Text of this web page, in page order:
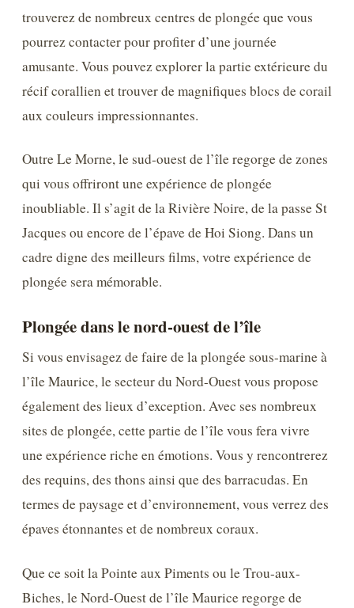
trouverez de nombreux centres de plongée que vous
pourrez contacter pour profiter d’une journée
amusante. Vous pouvez explorer la partie extérieure du
récif corallien et trouver de magnifiques blocs de corail
aux couleurs impressionnantes.
Outre Le Morne, le sud-ouest de l’île regorge de zones
qui vous offriront une expérience de plongée
inoubliable. Il s’agit de la Rivière Noire, de la passe St
Jacques ou encore de l’épave de Hoi Siong. Dans un
cadre digne des meilleurs films, votre expérience de
plongée sera mémorable.
Plongée dans le nord-ouest de l’île
Si vous envisagez de faire de la plongée sous-marine à
l’île Maurice, le secteur du Nord-Ouest vous propose
également des lieux d’exception. Avec ses nombreux
sites de plongée, cette partie de l’île vous fera vivre
une expérience riche en émotions. Vous y rencontrerez
des requins, des thons ainsi que des barracudas. En
termes de paysage et d’environnement, vous verrez des
épaves étonnantes et de nombreux coraux.
Que ce soit la Pointe aux Piments ou le Trou-aux-
Biches, le Nord-Ouest de l’île Maurice regorge de